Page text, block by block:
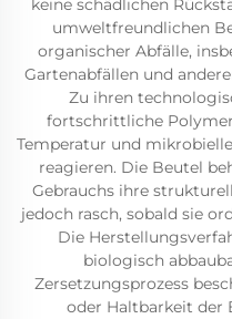
keine schädlichen
umweltfreundlichen
organischer Abfälle,
Gartenabfällen und
Zu ihren
fortschrittliche
Temperatur und
reagieren. Die Beutel
Gebrauchs ihre
jedoch rasch, sobald sie
Die
biologisch
Zersetzungsprozess
oder Haltbarkeit der